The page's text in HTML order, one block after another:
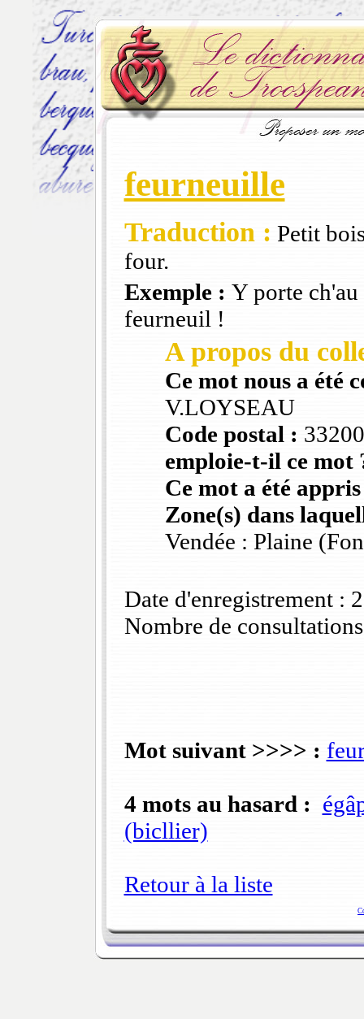
feurneuille
Traduction : Petit
four.
Exemple : Y porte
feurneuil !
A propos du
Ce mot nous a été
V.LOYSEAU
Code postal :
emploie-t-il ce mot
Ce mot a été
Zone(s) dans
Vendée : Plaine
Date d'enregistrement :
Nombre de
Mot suivant >>>> :
4 mots au hasard :
(bicllier)
Retour à la liste